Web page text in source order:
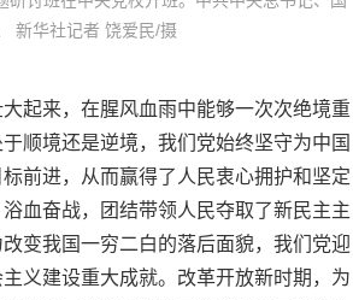
新华社记者 饶爱民/摄
起来，在腥风血雨中能够一次次绝境重
顺境还是逆境，我们党始终坚守为中国
前进，从而赢得了人民衷心拥护和坚定
血奋战，团结带领人民夺取了新民主主
变我国一穷二白的落后面貌，我们党迎
义建设重大成就。改革开放新时期，为